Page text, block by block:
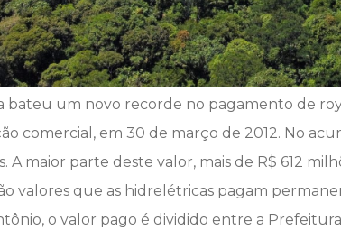
bateu um novo recorde no pagamento de
comercial, em 30 de março de 2012. No
A maior parte deste valor, mais de R$ 612
valores que as hidrelétricas pagam
o valor pago é dividido entre a